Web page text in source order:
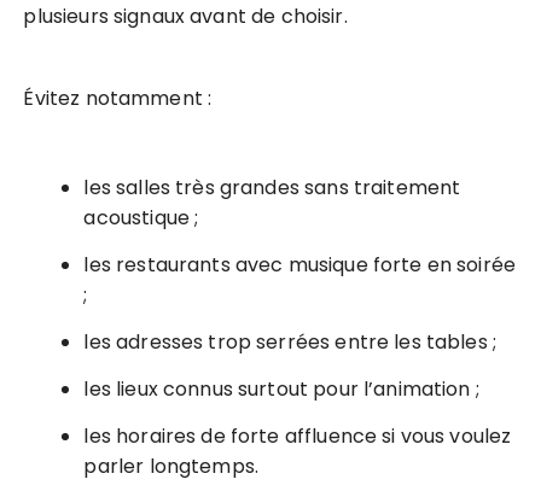
plusieurs signaux avant de choisir.
Évitez notamment :
les salles très grandes sans traitement
acoustique ;
les restaurants avec musique forte en soirée
;
les adresses trop serrées entre les tables ;
les lieux connus surtout pour l’animation ;
les horaires de forte affluence si vous voulez
parler longtemps.